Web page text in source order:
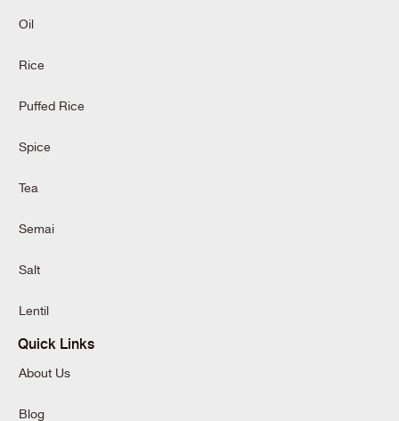
Oil
Rice
Puffed Rice
Spice
Tea
Semai
Salt
Lentil
Quick Links
About Us
Blog